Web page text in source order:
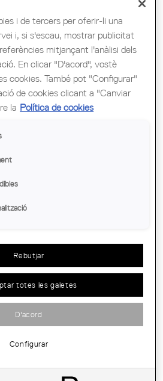
PATRIMONI
DEL...
i de tercers per oferir-li una
i, si s'escau, mostrar publicitat
mitjançant l'anàlisi dels
En clicar "D'acord", vostè
cookies. També pot "Configurar"
de cookies clicant a "Canviar
la Política de cookies
Rebutjar
totes les galetes
D'acord
Configurar